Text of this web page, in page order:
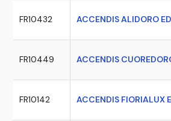
FR10432 ACCENDIS ALIDORO
FR10449 ACCENDIS
FR10142 ACCENDIS FIORIALUX